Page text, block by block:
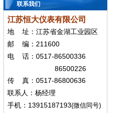
联系我们
江苏恒大仪表有限公司
地
址：江苏省金湖工业园区
邮
编： 211600
电 话： 0517-86500336
86500226
传 真： 0517-86800636
联系人：杨经理
手机 ： 13915187193(微信同号)